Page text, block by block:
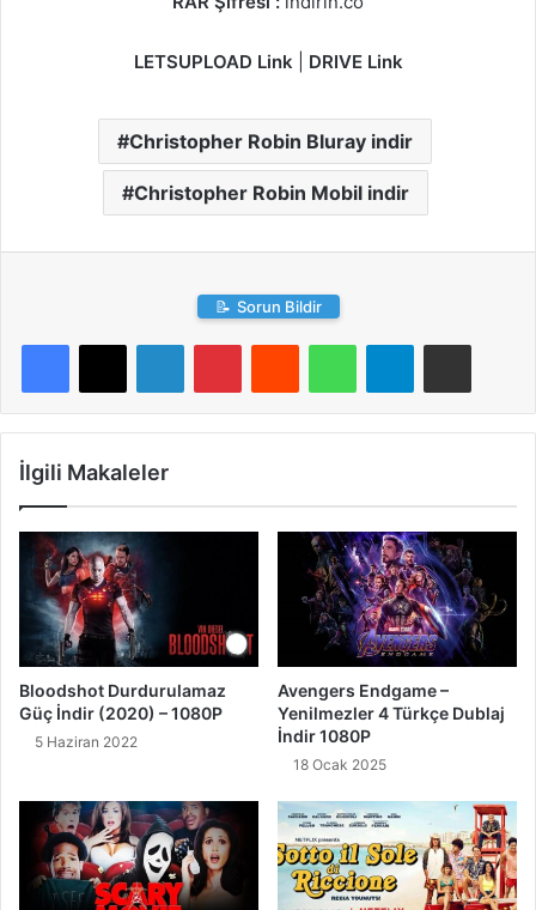
LETSUPLOAD Link| DRIVE Link
Christopher Robin Bluray indir
Christopher Robin Mobil indir
📝 Sorun Bildir
Telegram
İlgili Makaleler
Bloodshot Durdurulamaz
Güç İndir (2020) – 1080P
5 Haziran 2022
Avengers Endgame –
Yenilmezler 4 Türkçe Dublaj
İndir 1080P
18 Ocak 2025